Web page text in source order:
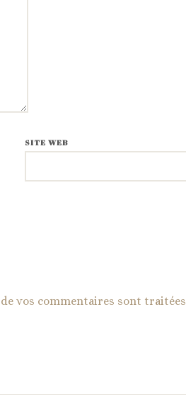
SITE WEB
vos commentaires sont traitées